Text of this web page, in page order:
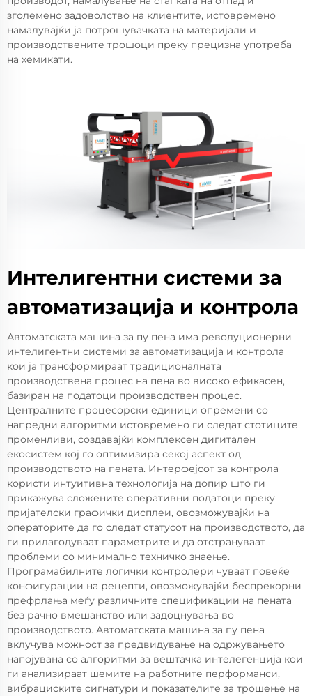
зголемено задоволство на клиентите, истовремено
намалувајќи ја потрошувачката на материјали и
производствените трошоци преку прецизна употреба
на хемикати.
Интелигентни системи за
автоматизација и контрола
Автоматската машина за пу пена има револуционерни
интелигентни системи за автоматизација и контрола
кои ја трансформираат традиционалната
производствена процес на пена во високо ефикасен,
базиран на податоци производствен процес.
Централните процесорски единици опремени со
напредни алгоритми истовремено ги следат стотиците
променливи, создавајќи комплексен дигитален
екосистем кој го оптимизира секој аспект од
производството на пената. Интерфејсот за контрола
користи интуитивна технологија на допир што ги
прикажува сложените оперативни податоци преку
пријателски графички дисплеи, овозможувајќи на
операторите да го следат статусот на производството, да
ги прилагодуваат параметрите и да отстрануваат
проблеми со минимално техничко знаење.
Програмабилните логички контролери чуваат повеќе
конфигурации на рецепти, овозможувајќи беспрекорни
префрлања меѓу различните спецификации на пената
без рачно вмешанство или задоцнувања во
производството. Автоматската машина за пу пена
вклучува можност за предвидување на одржувањето
напојувана со алгоритми за вештачка интелегенција кои
ги анализираат шемите на работните перформанси,
вибрациските сигнатури и показателите за трошење на